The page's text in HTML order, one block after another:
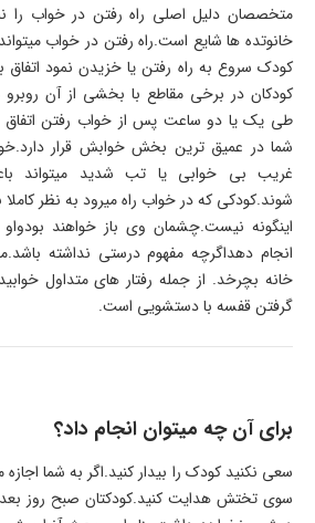
متخصصان دلیل اصلی راه رفتن در خواب را
خانوتده ها شایع است.راه رفتن در خواب
کودکان در برخی مقاطع با بخشی از آن روبرو
طی یک یا دو ساعت پس از خواب رفتن اتفاق
شما در عمیق ترین بخش خوابش قرار
غریب بی خوابی یا تب شدید میتواند
شوند.کودکی که در خواب راه میرود به نظر کاملا
اینگونه نیست.چشمان وی باز خواهند
انجام دهداگرچه مفهوم درستی نداشته
خانه بچرخد. از جمله رفتار های متداول
گرفتن قفسه با دستشویی است.
برای آن چه میتوان انجام داد؟
سعی نکنید کودک را بیدار کنید.اگر به شما
سوی تختش هدایت کنید.کودکتان صبح روز بعد